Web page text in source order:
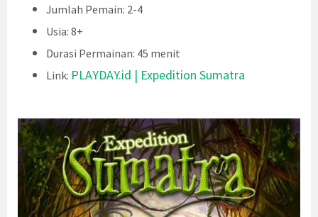
Jumlah Pemain: 2-4
Usia: 8+
Durasi Permainan: 45 menit
Link: PLAYDAY.id | Expedition Sumatra